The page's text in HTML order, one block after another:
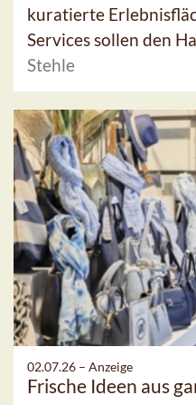
kuratierte
Services sollen den
Stehle
02.07.26 – Anzeige
Frische Ideen aus